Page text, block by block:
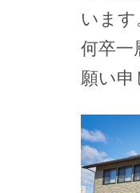
います
何卒一
願い申